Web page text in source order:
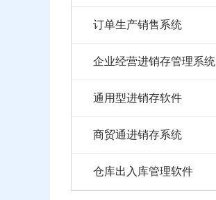
订单生产销售系统
企业经营进销存管理系统
通用型进销存软件
商贸通进销存系统
仓库出入库管理软件